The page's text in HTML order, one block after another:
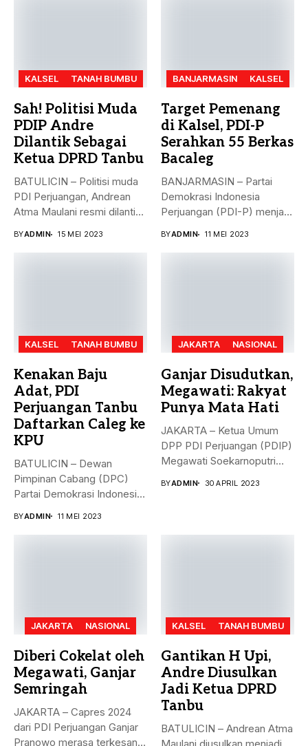
KALSEL TANAH BUMBU
Sah! Politisi Muda
PDIP Andre
Dilantik Sebagai
Ketua DPRD Tanbu
BATULICIN – Politisi muda
PDI Perjuangan, Andrean
Atma Maulani resmi dilantik
BYADMIN 15 MEI 2023
BANJARMASIN KALSEL
Target Pemenang
di Kalsel, PDI-P
Serahkan 55 Berkas
Bacaleg
BANJARMASIN – Partai
Demokrasi Indonesia
Perjuangan (PDI-P) menjadi
BYADMIN 11 MEI 2023
KALSEL TANAH BUMBU
Kenakan Baju
Adat, PDI
Perjuangan Tanbu
Daftarkan Caleg ke
KPU
BATULICIN – Dewan
Pimpinan Cabang (DPC)
Partai Demokrasi Indonesia
BYADMIN 11 MEI 2023
JAKARTA NASIONAL
Ganjar Disudutkan,
Megawati: Rakyat
Punya Mata Hati
JAKARTA – Ketua Umum
DPP PDI Perjuangan (PDIP)
Megawati Soekarnoputri
BYADMIN 30 APRIL 2023
JAKARTA NASIONAL
Diberi Cokelat oleh
Megawati, Ganjar
Semringah
JAKARTA – Capres 2024
dari PDI Perjuangan Ganjar
Pranowo merasa terkesan
KALSEL TANAH BUMBU
Gantikan H Upi,
Andre Diusulkan
Jadi Ketua DPRD
Tanbu
BATULICIN – Andrean Atma